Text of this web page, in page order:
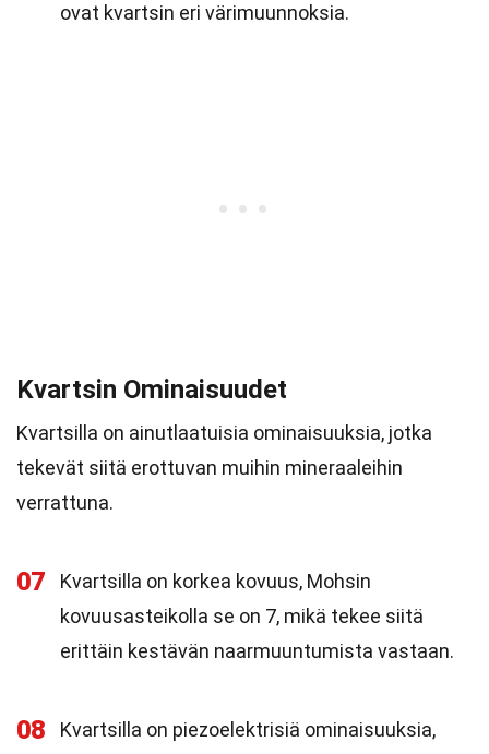
ovat kvartsin eri värimuunnoksia.
Kvartsin Ominaisuudet
Kvartsilla on ainutlaatuisia ominaisuuksia, jotka
tekevät siitä erottuvan muihin mineraaleihin
verrattuna.
07
Kvartsilla on korkea kovuus, Mohsin
kovuusasteikolla se on 7, mikä tekee siitä
erittäin kestävän naarmuuntumista vastaan.
08
Kvartsilla on piezoelektrisiä ominaisuuksia,